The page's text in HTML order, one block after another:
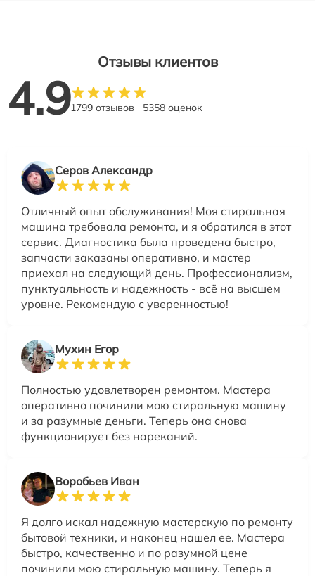
Отзывы клиентов
4.91799 отзывов 5358 оценок
Серов Александр
Отличный опыт обслуживания! Моя стиральная
машина требовала ремонта, и я обратился в этот
сервис. Диагностика была проведена быстро,
запчасти заказаны оперативно, и мастер
приехал на следующий день. Профессионализм,
пунктуальность и надежность - всё на высшем
уровне. Рекомендую с уверенностью!
Мухин Егор
Полностью удовлетворен ремонтом. Мастера
оперативно починили мою стиральную машину
и за разумные деньги. Теперь она снова
функционирует без нареканий.
Воробьев Иван
Я долго искал надежную мастерскую по ремонту
бытовой техники, и наконец нашел ее. Мастера
быстро, качественно и по разумной цене
починили мою стиральную машину. Теперь я